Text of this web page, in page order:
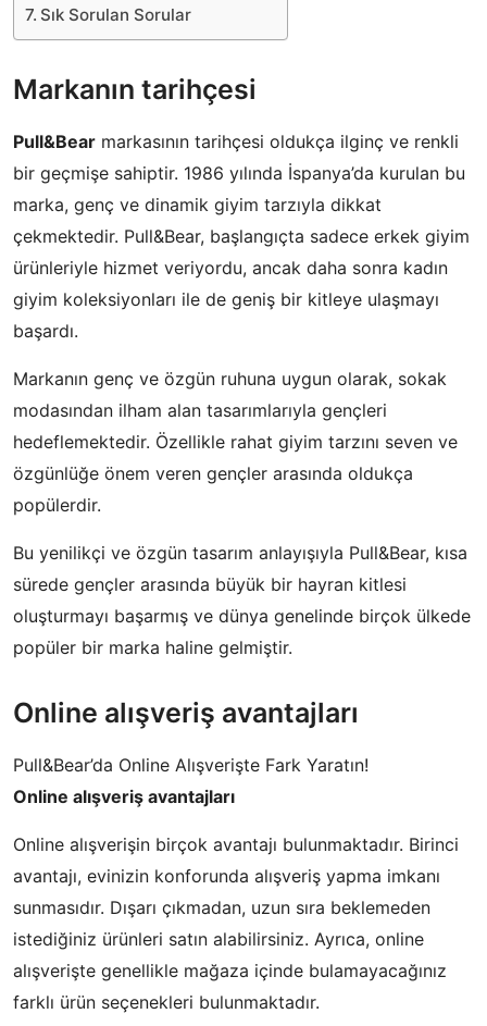
Sık Sorulan Sorular
Markanın tarihçesi
Pull&Bear markasının tarihçesi oldukça ilginç ve renkli
bir geçmişe sahiptir. 1986 yılında İspanya’da kurulan bu
marka, genç ve dinamik giyim tarzıyla dikkat
çekmektedir. Pull&Bear, başlangıçta sadece erkek giyim
ürünleriyle hizmet veriyordu, ancak daha sonra kadın
giyim koleksiyonları ile de geniş bir kitleye ulaşmayı
başardı.
Markanın genç ve özgün ruhuna uygun olarak, sokak
modasından ilham alan tasarımlarıyla gençleri
hedeflemektedir. Özellikle rahat giyim tarzını seven ve
özgünlüğe önem veren gençler arasında oldukça
popülerdir.
Bu yenilikçi ve özgün tasarım anlayışıyla Pull&Bear, kısa
sürede gençler arasında büyük bir hayran kitlesi
oluşturmayı başarmış ve dünya genelinde birçok ülkede
popüler bir marka haline gelmiştir.
Online alışveriş avantajları
Pull&Bear’da Online Alışverişte Fark Yaratın!
Online alışveriş avantajları
Online alışverişin birçok avantajı bulunmaktadır. Birinci
avantajı, evinizin konforunda alışveriş yapma imkanı
sunmasıdır. Dışarı çıkmadan, uzun sıra beklemeden
istediğiniz ürünleri satın alabilirsiniz. Ayrıca, online
alışverişte genellikle mağaza içinde bulamayacağınız
farklı ürün seçenekleri bulunmaktadır.